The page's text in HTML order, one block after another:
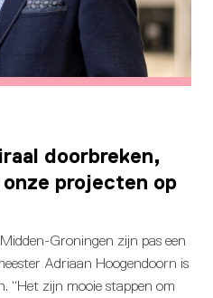
doorbreken,
projecten op
Groningen zijn pas een
Adriaan Hoogendoorn is
“Het zijn mooie stappen om